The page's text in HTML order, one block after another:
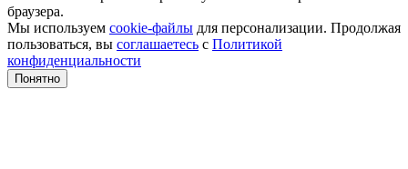
браузера.
Мы используем cookie-файлы для персонализации. Продолжая
пользоваться, вы соглашаетесь с Политикой
конфиденциальности
Понятно